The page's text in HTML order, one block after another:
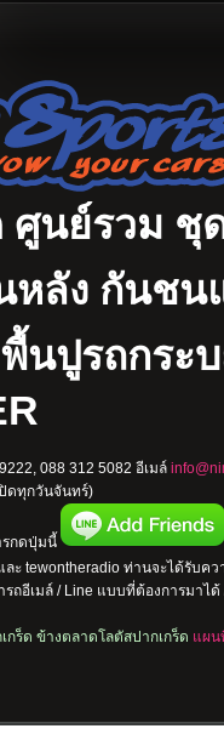
ศูนย์รวม ชุ
ลัง กันชน
นปูรถกระ
088 312 5082 อีเมล์
ดทุกวันจันทร์)
รกดปุ่มนี้
ะ tewontheradio ท่านจะได้รับคว
อีเมล์ / Line แบบที่ต้องการมาได้
ร็ด ข้างตลาดโลตัสปากเกร็ด แผน